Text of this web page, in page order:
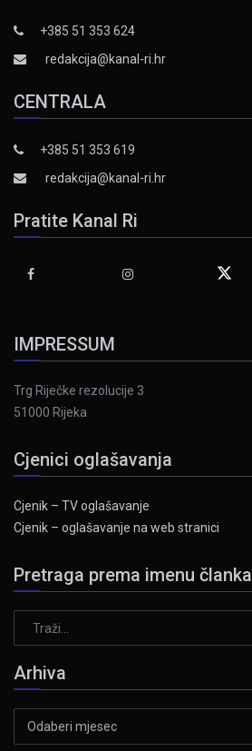
+385 51 353 624
redakcija@kanal-ri.hr
CENTRALA
+385 51 353 619
redakcija@kanal-ri.hr
Pratite Kanal Ri
IMPRESSUM
Trg Riječke rezolucije 3
51000 Rijeka
Cjenici oglašavanja
Cjenik – TV oglašavanje
Cjenik – oglašavanje na web stranici
Pretraga prema imenu članka
Arhiva